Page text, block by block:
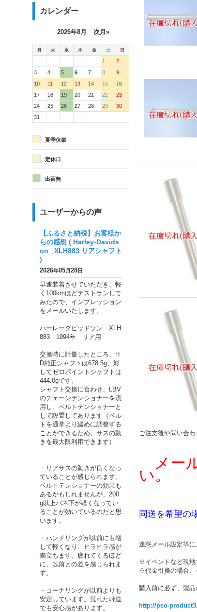
カレンダー
2026年8月 次月»
月 火 水 木 金 土 日
1
2
3
4 5 6 7 8
9
10
11 12 13 14 15
16
17
18 19 20 21 22
23
24
25 26 27 28 29
30
31
夏季休業
定休日
出荷無
ユーザーからの声
【ふるさと納税】お客様か
らの感想 ( Harley-Davids
on _XLH883 リアシャフト
)
2026年05月28日
早速装着させていただき、軽
く100kmほどテストランして
みたので、インプレッション
をメールいたします。
ハーレーダビッドソン XLH
883 1994年 リア用
交換時に計量したところ、H
D純正シャフトは678.5g、対
してゼロポイントシャフトは
444.0gです。
シャフト交換に合わせ、LBV
のチェーンテンショナーを流
用し、ベルトテンショナーと
して設置してあります（ベル
トを通常より緩めに調整する
ことができるため、サスの動
きを最大限利用できます）
・リアサスの動きが良くなっ
ていることが感じられます。
ベルトテンショナーの効果も
あるかもしれませんが、200
g以上バネ下が軽くなってい
ることが効いているのだと思
います。
・ハンドリングが以前にも増
して軽くなり、ヒラヒラ感が
際立ちます。疲れてくるほど
に、以前との差を感じられま
す。
・コーナリングが以前よりも
安定しています。荒れた峠道
でも安心感があります。
ご注文後や問い合
メー
い。
同送を希望の
迷惑メール設定等
※イベントなど現
※代金引換の場合
購入前に必ず、製
http://peo-